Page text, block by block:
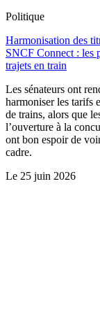
Politique
Harmonisation des
SNCF Connect : les
trajets en train
Les sénateurs ont
harmoniser les tarifs
de trains, alors que
l’ouverture à la
ont bon espoir de
cadre.
Le 25 juin 2026